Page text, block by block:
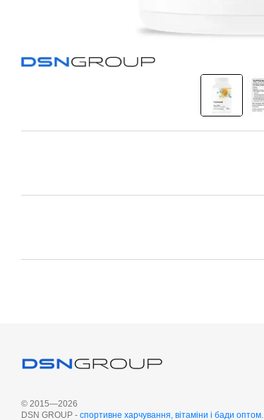
© 2015—2026
DSN GROUP - cпортивне харчування, вітаміни і бади оптом.